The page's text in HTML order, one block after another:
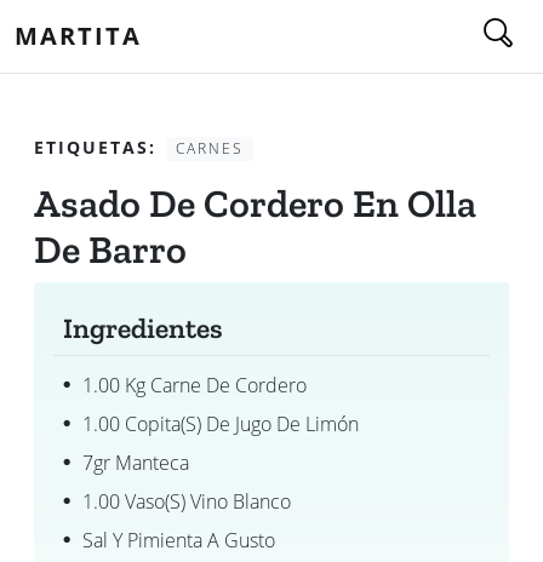
MARTITA
ETIQUETAS: CARNES
Asado De Cordero En Olla
De Barro
Ingredientes
1.00 Kg Carne De Cordero
1.00 Copita(s) De Jugo De Limón
7gr Manteca
1.00 Vaso(s) Vino Blanco
Sal Y Pimienta A Gusto